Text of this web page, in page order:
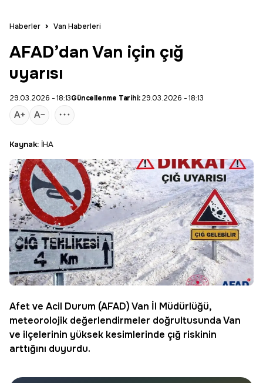
Haberler Van Haberleri
AFAD’dan Van için çığ
uyarısı
29.03.2026 - 18:13Güncellenme Tarihi:29.03.2026 - 18:13
Kaynak: İHA
Afet ve Acil Durum (AFAD)Van İl Müdürlüğü,
meteorolojik değerlendirmeler doğrultusunda Van
ve ilçelerinin yüksek kesimlerinde çığ riskinin
arttığını duyurdu.